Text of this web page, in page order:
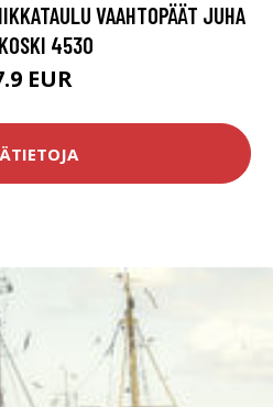
VAAHTOPÄÄT JUHA
4530
EUR